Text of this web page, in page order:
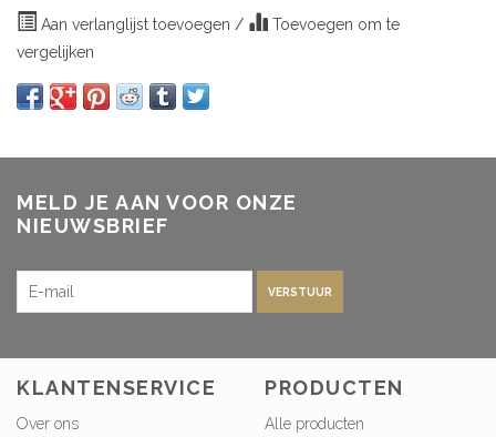
Aan verlanglijst toevoegen /
Toevoegen om te
vergelijken
MELD JE AAN VOOR ONZE
NIEUWSBRIEF
VERSTUUR
KLANTENSERVICE
Over ons
PRODUCTEN
Alle producten